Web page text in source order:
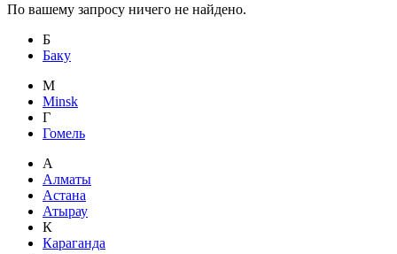
По вашему запросу ничего не найдено.
Б
Баку
M
Minsk
Г
Гомель
А
Алматы
Астана
Атырау
К
Караганда